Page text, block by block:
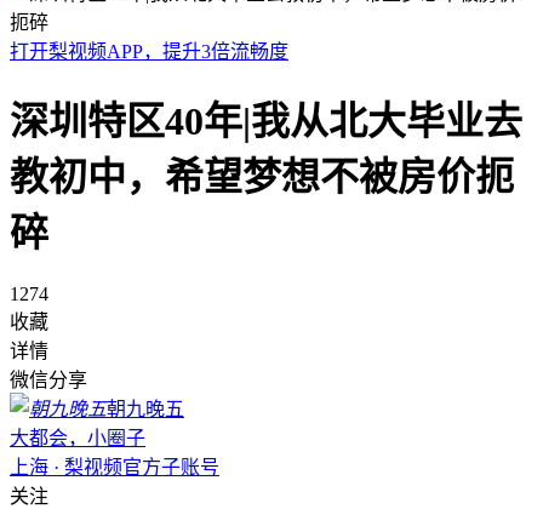
打开梨视频APP，提升3倍流畅度
深圳特区40年|我从北大毕业去
教初中，希望梦想不被房价扼
碎
1274
收藏
详情
微信分享
朝九晚五
大都会，小圈子
上海 · 梨视频官方子账号
关注